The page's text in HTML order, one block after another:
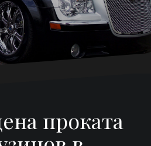
проката